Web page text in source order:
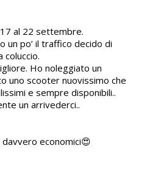
al 22 settembre.
un po’ il traffico decido di
coluccio.
Ho noleggiato un
uno scooter nuovissimo che
e sempre disponibili..
un arrivederci..
economici😍